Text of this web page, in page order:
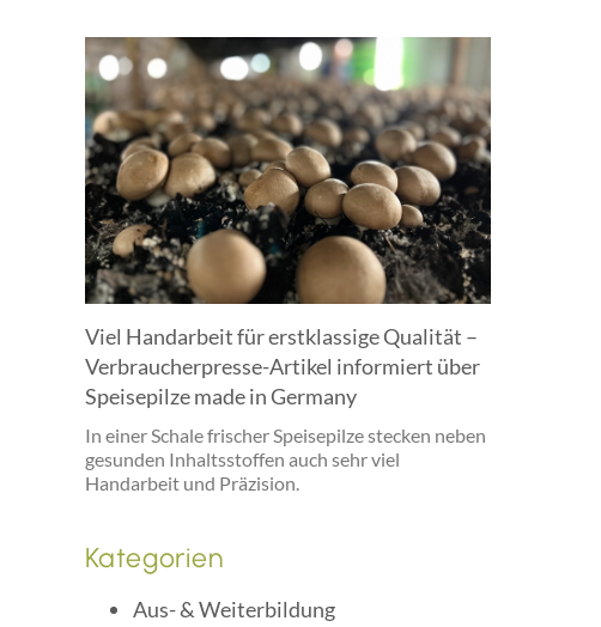
Viel Handarbeit für erstklassige Qualität –
Verbraucherpresse-Artikel informiert über
Speisepilze made in Germany
In einer Schale frischer Speisepilze stecken neben
gesunden Inhaltsstoffen auch sehr viel
Handarbeit und Präzision.
Kategorien
Aus- & Weiterbildung